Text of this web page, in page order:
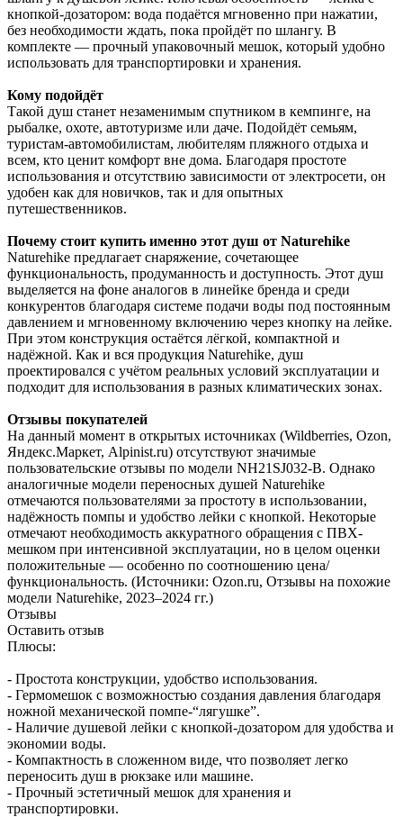
кнопкой-дозатором: вода подаётся мгновенно при нажатии,
без необходимости ждать, пока пройдёт по шлангу. В
комплекте — прочный упаковочный мешок, который удобно
использовать для транспортировки и хранения.
Кому подойдёт
Такой душ станет незаменимым спутником в кемпинге, на
рыбалке, охоте, автотуризме или даче. Подойдёт семьям,
туристам-автомобилистам, любителям пляжного отдыха и
всем, кто ценит комфорт вне дома. Благодаря простоте
использования и отсутствию зависимости от электросети, он
удобен как для новичков, так и для опытных
путешественников.
Почему стоит купить именно этот душ от Naturehike
Naturehike предлагает снаряжение, сочетающее
функциональность, продуманность и доступность. Этот душ
выделяется на фоне аналогов в линейке бренда и среди
конкурентов благодаря системе подачи воды под постоянным
давлением и мгновенному включению через кнопку на лейке.
При этом конструкция остаётся лёгкой, компактной и
надёжной. Как и вся продукция Naturehike, душ
проектировался с учётом реальных условий эксплуатации и
подходит для использования в разных климатических зонах.
Отзывы покупателей
На данный момент в открытых источниках (Wildberries, Ozon,
Яндекс.Маркет, Alpinist.ru) отсутствуют значимые
пользовательские отзывы по модели NH21SJ032-B. Однако
аналогичные модели переносных душей Naturehike
отмечаются пользователями за простоту в использовании,
надёжность помпы и удобство лейки с кнопкой. Некоторые
отмечают необходимость аккуратного обращения с ПВХ-
мешком при интенсивной эксплуатации, но в целом оценки
положительные — особенно по соотношению цена/
функциональность. (Источники: Ozon.ru, Отзывы на похожие
модели Naturehike, 2023–2024 гг.)
Отзывы
Оставить отзыв
Плюсы:
- Простота конструкции, удобство использования.
- Гермомешок с возможностью создания давления благодаря
ножной механической помпе-“лягушке”.
- Наличие душевой лейки с кнопкой-дозатором для удобства и
экономии воды.
- Компактность в сложенном виде, что позволяет легко
переносить душ в рюкзаке или машине.
- Прочный эстетичный мешок для хранения и
транспортировки.